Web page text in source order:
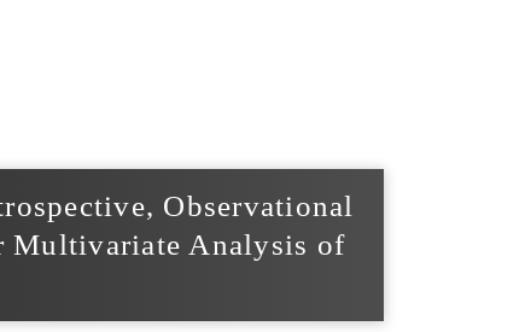
Observational
Multivariate Analysis of